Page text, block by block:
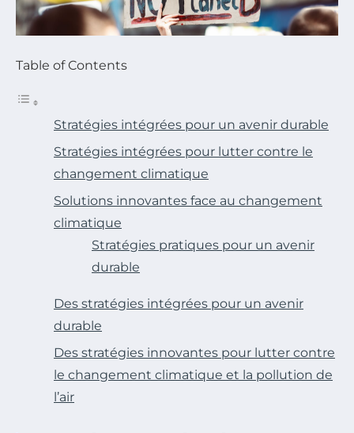
Table of Contents
Stratégies intégrées pour un avenir durable
Stratégies intégrées pour lutter contre le
changement climatique
Solutions innovantes face au changement
climatique
Stratégies pratiques pour un avenir
durable
Des stratégies intégrées pour un avenir
durable
Des stratégies innovantes pour lutter contre
le changement climatique et la pollution de
l’air